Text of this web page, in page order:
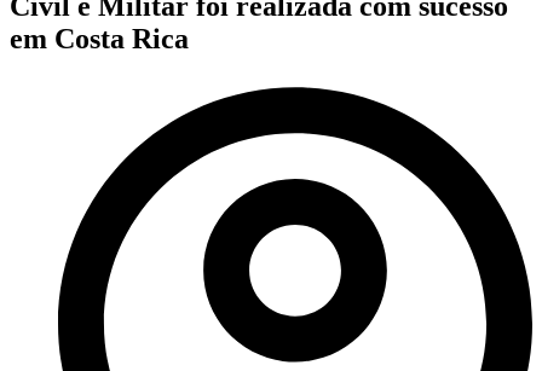
em Costa Rica